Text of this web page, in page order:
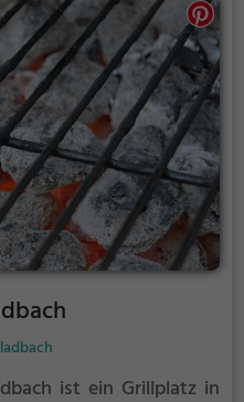
ist ein Grillplatz in